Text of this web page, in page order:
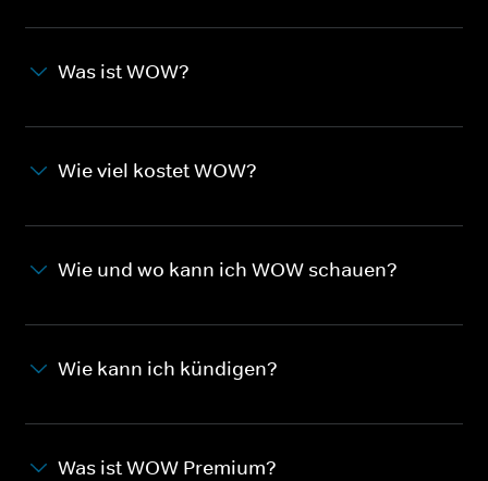
Was ist WOW?
Wie viel kostet WOW?
Wie und wo kann ich WOW schauen?
Wie kann ich kündigen?
Was ist WOW Premium?